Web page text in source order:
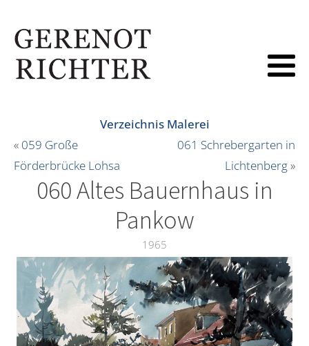
Verzeichnis Malerei
« 059 Große
Förderbrücke Lohsa
061 Schrebergarten in
Lichtenberg»
060 Altes Bauernhaus in
Pankow
1965